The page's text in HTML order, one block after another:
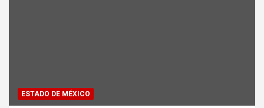
ESTADO DE MÉXICO